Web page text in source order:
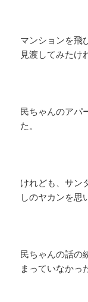
マンションを飛
見渡してみたけ
民ちゃんのアパ
た。
けれども、サン
しのヤカンを思
民ちゃんの話の
まっていなかっ